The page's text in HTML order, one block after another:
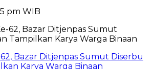
pm WIB
Bazar Ditjenpas Sumut Diserbu
Karya Warga Binaan